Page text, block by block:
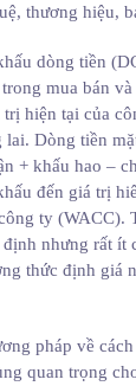
thương hiệu,
dòng tiền
mua bán
hiện tại của
lai. Dòng tiền
+ khấu hao –
đến giá trị
ty (WACC).
nhưng rất ít
thức định giá
pháp về
quan trọng